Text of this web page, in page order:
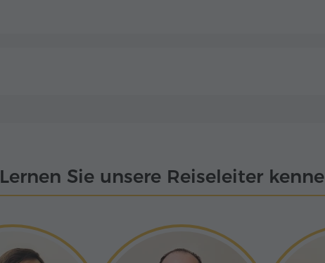
Lernen Sie unsere Reiseleiter